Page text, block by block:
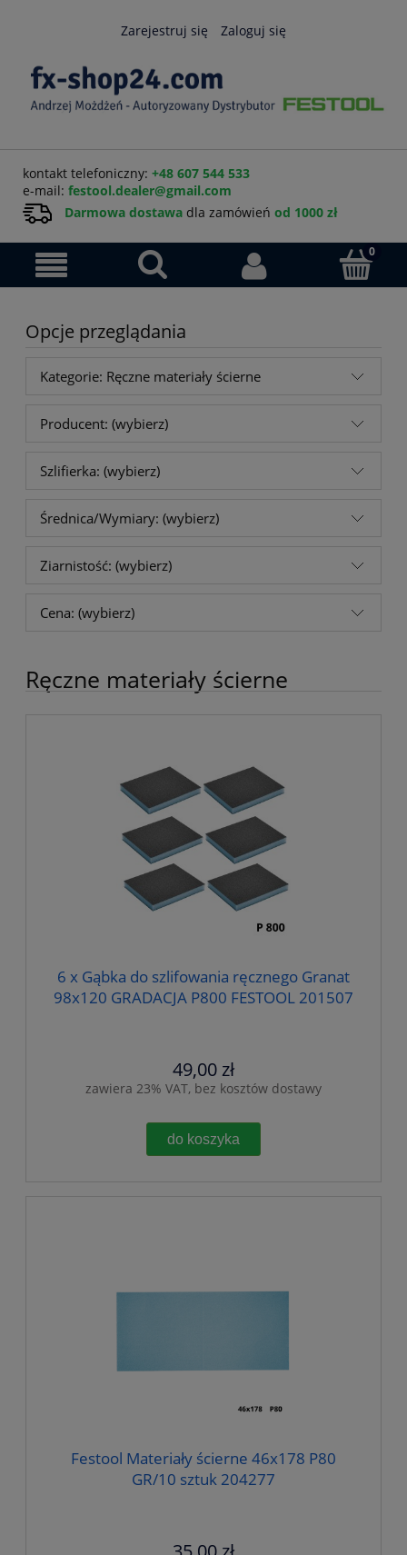
Zarejestruj się Zaloguj się
kontakt telefoniczny: +48 607 544 533
e-mail: festool.dealer@gmail.com
Darmowa dostawa dla zamówień od 1000 zł
Opcje przeglądania
Kategorie: Ręczne materiały ścierne
Producent: (wybierz)
Szlifierka: (wybierz)
Średnica/Wymiary: (wybierz)
Ziarnistość: (wybierz)
Cena: (wybierz)
Ręczne materiały ścierne
6 x Gąbka do szlifowania ręcznego Granat
98x120 GRADACJA P800 FESTOOL 201507
49,00 zł
zawiera 23% VAT, bez kosztów dostawy
do koszyka
Festool Materiały ścierne 46x178 P80
GR/10 sztuk 204277